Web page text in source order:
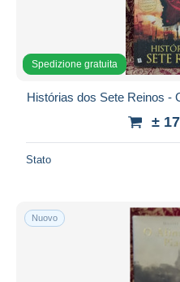
Spedizione gratuita
Histórias dos Sete Reinos -
±
Stato
Nuovo